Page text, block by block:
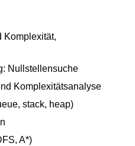
Komplexität,
Nullstellensuche
Komplexitätsanalyse
stack, heap)
A*)